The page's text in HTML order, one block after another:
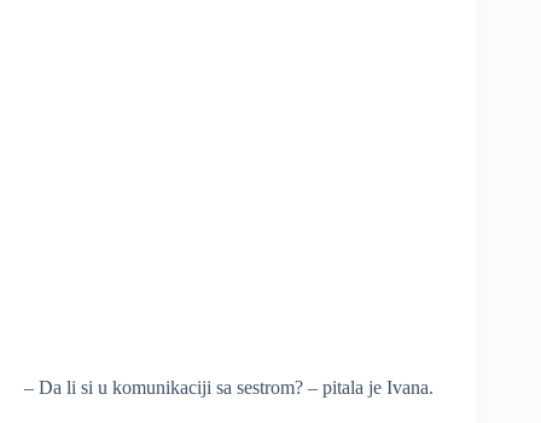
– Da li si u komunikaciji sa sestrom? – pitala je Ivana.